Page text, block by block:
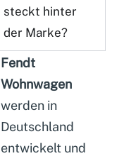
steckt hinter
der Marke?
Fendt
Wohnwagen
werden in
Deutschland
entwickelt und